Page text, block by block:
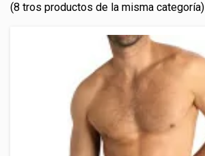
(8 tros productos de la misma categoría)